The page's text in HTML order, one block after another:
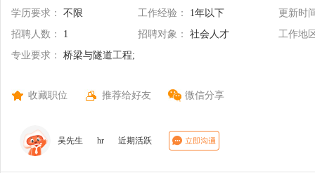
学历要求： 不限 工作经验： 1年以下
更新时
招聘人数：
1 招聘对象： 社会人才
工作地
专业要求：
桥梁与隧道工程;
收藏职位 推荐给好友 微信分享
吴先生 hr 近期活跃